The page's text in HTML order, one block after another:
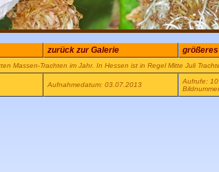
zurück zur Galerie
Massen-Trachten im Jahr. In Hessen ist in Regel Mitte Juli
Aufnahmedatum: 03.07.2013
Aufrufe: